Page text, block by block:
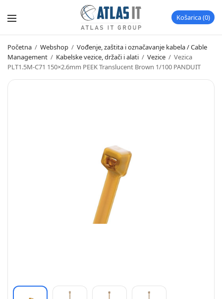
Košarica 0
Početna / Webshop / Vođenje, zaštita i označavanje kabela / Cable
Management / Kabelske vezice, držači i alati / Vezice / Vezica
PLT1.5M-C71 150×2.6mm PEEK Translucent Brown 1/100 PANDUIT